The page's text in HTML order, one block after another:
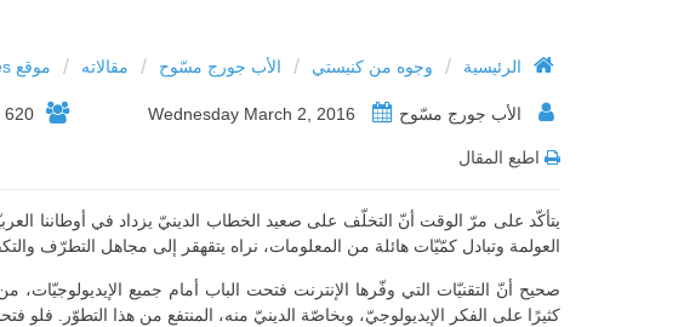
الرئيسية / وجوه من كنيستي / الأب جورج مسّوح / مقالاته / موقع Lebanon Files
الأب جورج مسّوح 620
اطبع المقال
يتأكّد على مرّ الوقت أنّ التخلّف على صعيد الخطاب الدينيّ يزداد في أوطاننا
العولمة وتبادل كمّيّات هائلة من المعلومات، نراه يتقهقر إلى مجاهل التطرّف
صحيح أنّ التقنيّات التي وفّرها الإنترنت فتحت الباب أمام جميع
كثيرًا على الفكر الإيديولوجيّ، وبخاصّة الدينيّ منه، المنتفع من هذا التطوّر. فلو